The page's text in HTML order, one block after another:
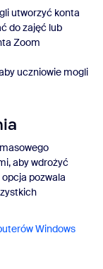
utworzyć konta
do zajęć lub
Zoom
uczniowie mogli
aby wdrożyć
pozwala
Windows